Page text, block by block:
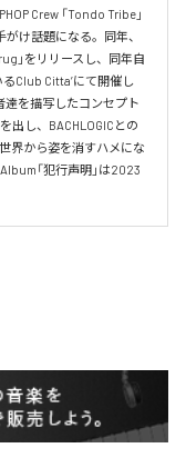
Crew 「Tondo Tribe」
がけ話題になる。同年、
」をリリースし、同年自
Club Citta’にて開催し
を描写したコンセプト
出し、BACHLOGICとの
界から姿を消すハメにな
「犯行声明」は2023